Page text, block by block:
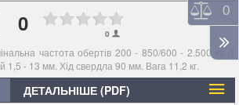
0 0
частота обертів 200 - 850/600 - 2.500 хв.-1
- 13 мм. Хід свердла 90 мм. Вага 11,2 кг.
ДЕТАЛЬНІШЕ (PDF)
0